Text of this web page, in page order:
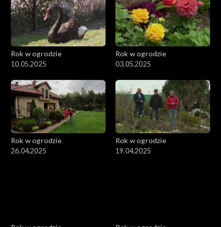
Rok w ogrodzie
10.05.2025
Rok w ogrodzie
03.05.2025
Rok w ogrodzie
26.04.2025
Rok w ogrodzie
19.04.2025